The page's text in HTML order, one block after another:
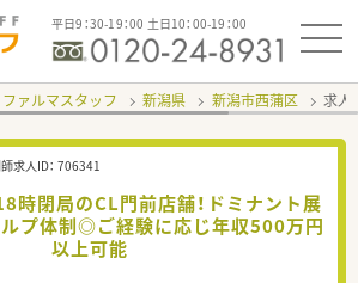
平日9：30-19：00 土日10：00-19：00
ァルマスタッフ 新潟県 新潟市西蒲区 求人
求人ID： 706341
時閉局のCL門前店舗！ドミナント展
ルプ体制◎ご経験に応じ年収500万円
以上可能